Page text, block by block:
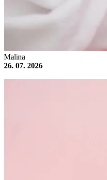
Malina
26. 07. 2026